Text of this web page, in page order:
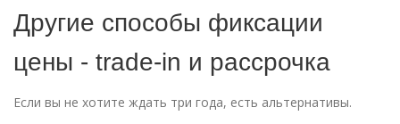
Другие способы фиксации
цены - trade-in и рассрочка
Если вы не хотите ждать три года, есть альтернативы.